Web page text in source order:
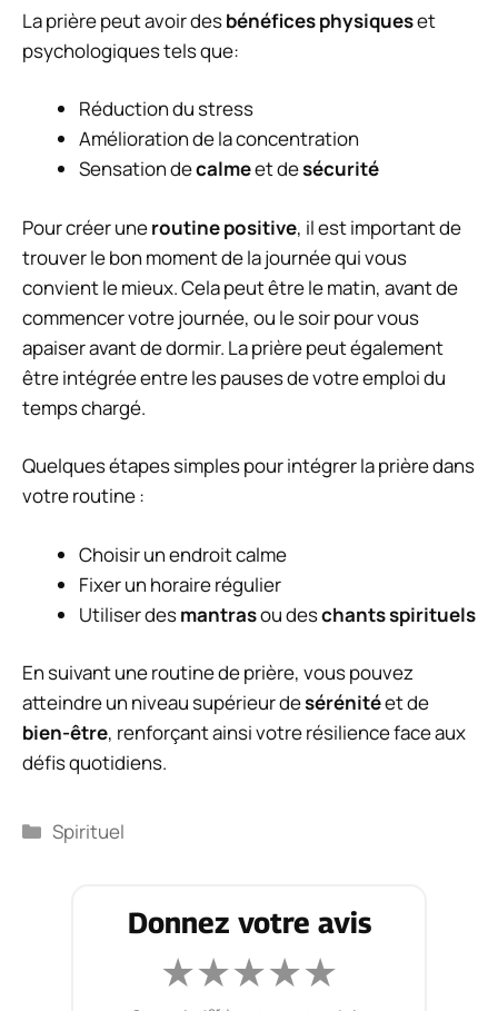
La prière peut avoir desbénéfices physiqueset
psychologiques tels que:
Réduction du stress
Amélioration de la concentration
Sensation decalmeet desécurité
Pour créer uneroutine positive, il est important de
trouver le bon moment de la journée qui vous
convient le mieux. Cela peut être le matin, avant de
commencer votre journée, ou le soir pour vous
apaiser avant de dormir. La prière peut également
être intégrée entre les pauses de votre emploi du
temps chargé.
Quelques étapes simples pour intégrer la prière dans
votre routine :
Choisir un endroit calme
Fixer un horaire régulier
Utiliser desmantrasou deschants spirituels
En suivant une routine de prière, vous pouvez
atteindre un niveau supérieur desérénitéet de
bien-être, renforçant ainsi votre résilience face aux
défis quotidiens.
Catégories
Spirituel
Donnez votre avis
★★★★★